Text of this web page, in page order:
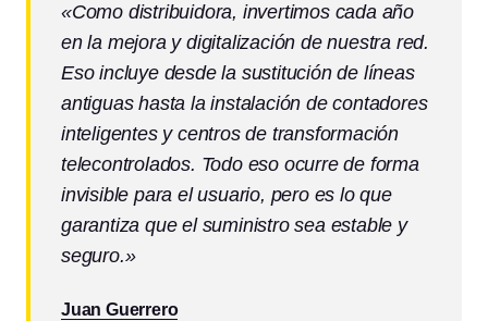
«Como distribuidora, invertimos cada año
en la mejora y digitalización de nuestra red.
Eso incluye desde la sustitución de líneas
antiguas hasta la instalación de contadores
inteligentes y centros de transformación
telecontrolados. Todo eso ocurre de forma
invisible para el usuario, pero es lo que
garantiza que el suministro sea estable y
seguro.»
Juan Guerrero